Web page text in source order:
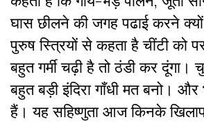
घास छीलने की जगह पढाई करने
पुरुष स्त्रियों से कहता है चींटी को
बहुत गर्मी चढ़ी है तो ठंडी कर दूंगा।
बहुत बड़ी इंदिरा गाँधी मत बनो। और
हैं। यह सहिष्णुता आज किनके